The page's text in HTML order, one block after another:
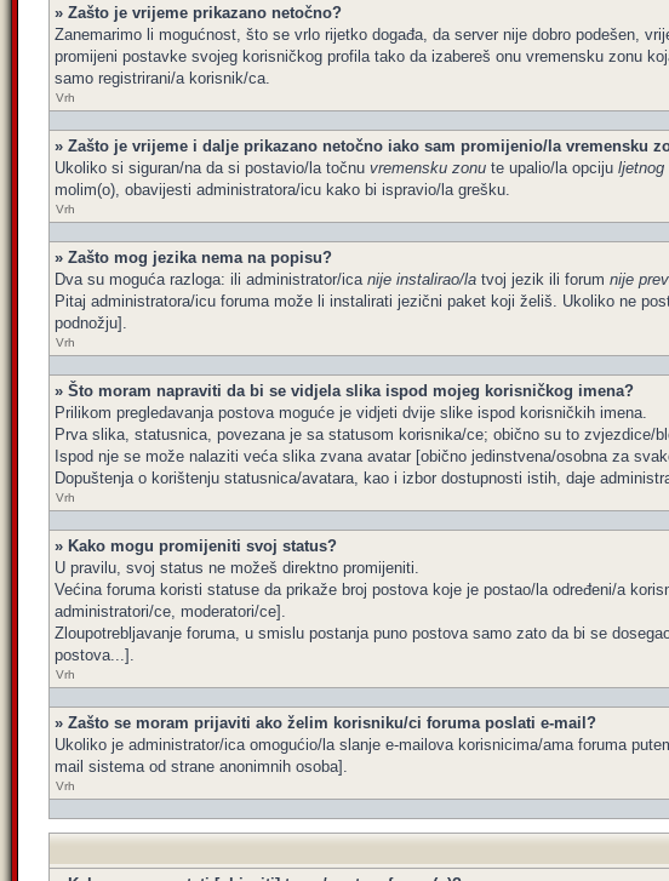
» Zašto je vrijeme prikazano netočno?
Zanemarimo li mogućnost, što se vrlo rijetko događa, da server nije dobro podešen,
promijeni postavke svojeg korisničkog profila tako da izabereš onu vremensku zonu
samo registrirani/a korisnik/ca.
Vrh
» Zašto je vrijeme i dalje prikazano netočno iako sam promijenio/la vremensku
Ukoliko si siguran/na da si postavio/la točnu vremensku zonu te upalio/la opciju ljetnog
molim(o), obavijesti administratora/icu kako bi ispravio/la grešku.
Vrh
» Zašto mog jezika nema na popisu?
Dva su moguća razloga: ili administrator/ica nije instalirao/la tvoj jezik ili forum nije
Pitaj administratora/icu foruma može li instalirati jezični paket koji želiš. Ukoliko ne
podnožju].
Vrh
» Što moram napraviti da bi se vidjela slika ispod mojeg korisničkog imena?
Prilikom pregledavanja postova moguće je vidjeti dvije slike ispod korisničkih imena.
Prva slika, statusnica, povezana je sa statusom korisnika/ce; obično su to
Ispod nje se može nalaziti veća slika zvana avatar [obično jedinstvena/osobna za
Dopuštenja o korištenju statusnica/avatara, kao i izbor dostupnosti istih, daje
Vrh
» Kako mogu promijeniti svoj status?
U pravilu, svoj status ne možeš direktno promijeniti.
Većina foruma koristi statuse da prikaže broj postova koje je postao/la određeni/a
administratori/ce, moderatori/ce].
Zloupotrebljavanje foruma, u smislu postanja puno postova samo zato da bi se
postova...].
Vrh
» Zašto se moram prijaviti ako želim korisniku/ci foruma poslati e-mail?
Ukoliko je administrator/ica omogućio/la slanje e-mailova korisnicima/ama foruma
mail sistema od strane anonimnih osoba].
Vrh